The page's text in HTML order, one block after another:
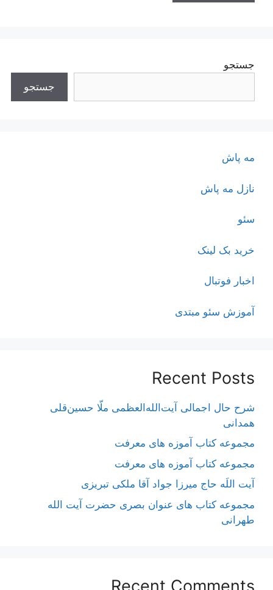
جستجو
جستجو
مه پاش
نازل مه پاش
سئو
خرید بک لینک
اخبار فوتبال
آموزش سئو مبتدی
Recent Posts
شرح حال اجمالی آیت‌الله‌العظمی ملّا حسین‌قلی
همدانی
مجموعه کتاب آموزه های معرفت
مجموعه کتاب آموزه های معرفت
آیت اللَه حاج میرزا جواد آقا ملکی تبریزی
مجموعه کتاب های عنوان بصری حضرت آیت الله
طهرانی
Recent Comments